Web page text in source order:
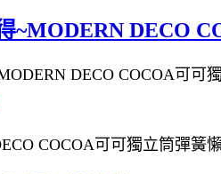
~MODERN DECO
DECO COCOA可可
COCOA可可獨立筒彈